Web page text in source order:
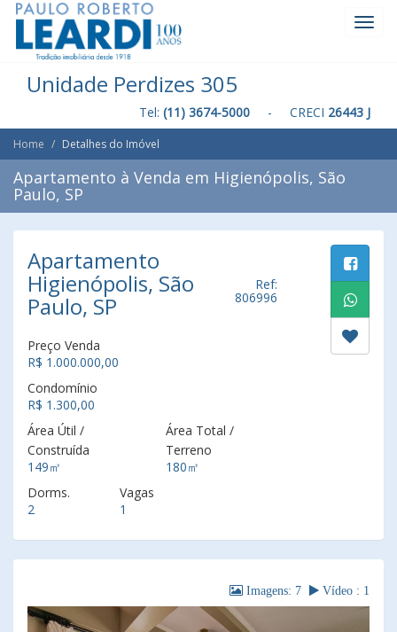
Unidade Perdizes 305
Tel: (11) 3674-5000 - CRECI 26443 J
Home Detalhes do Imóvel
Apartamento à Venda em Higienópolis, São
Paulo, SP
Apartamento
Higienópolis, São
Paulo, SP
Ref:
806996
Preço Venda
R$ 1.000.000,00
Condomínio
R$ 1.300,00
Área Útil /
Construída
149㎡
Área Total /
Terreno
180㎡
Dorms.
2
Vagas
1
Imagens: 7 Vídeo : 1